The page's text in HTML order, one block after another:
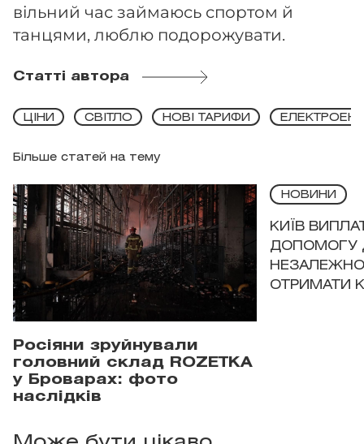
вільний час займаюсь спортом й
танцями, люблю подорожувати.
Статті автора
Більше статей на тему
ЦІНИ СВІТЛО НОВІ ТАРИФИ
Росіяни зруйнували
головний склад ROZETKA
у Броварах: фото
наслідків
НОВИНИ
КИЇВ
ДОПОМОГУ
ОТРИМАТИ